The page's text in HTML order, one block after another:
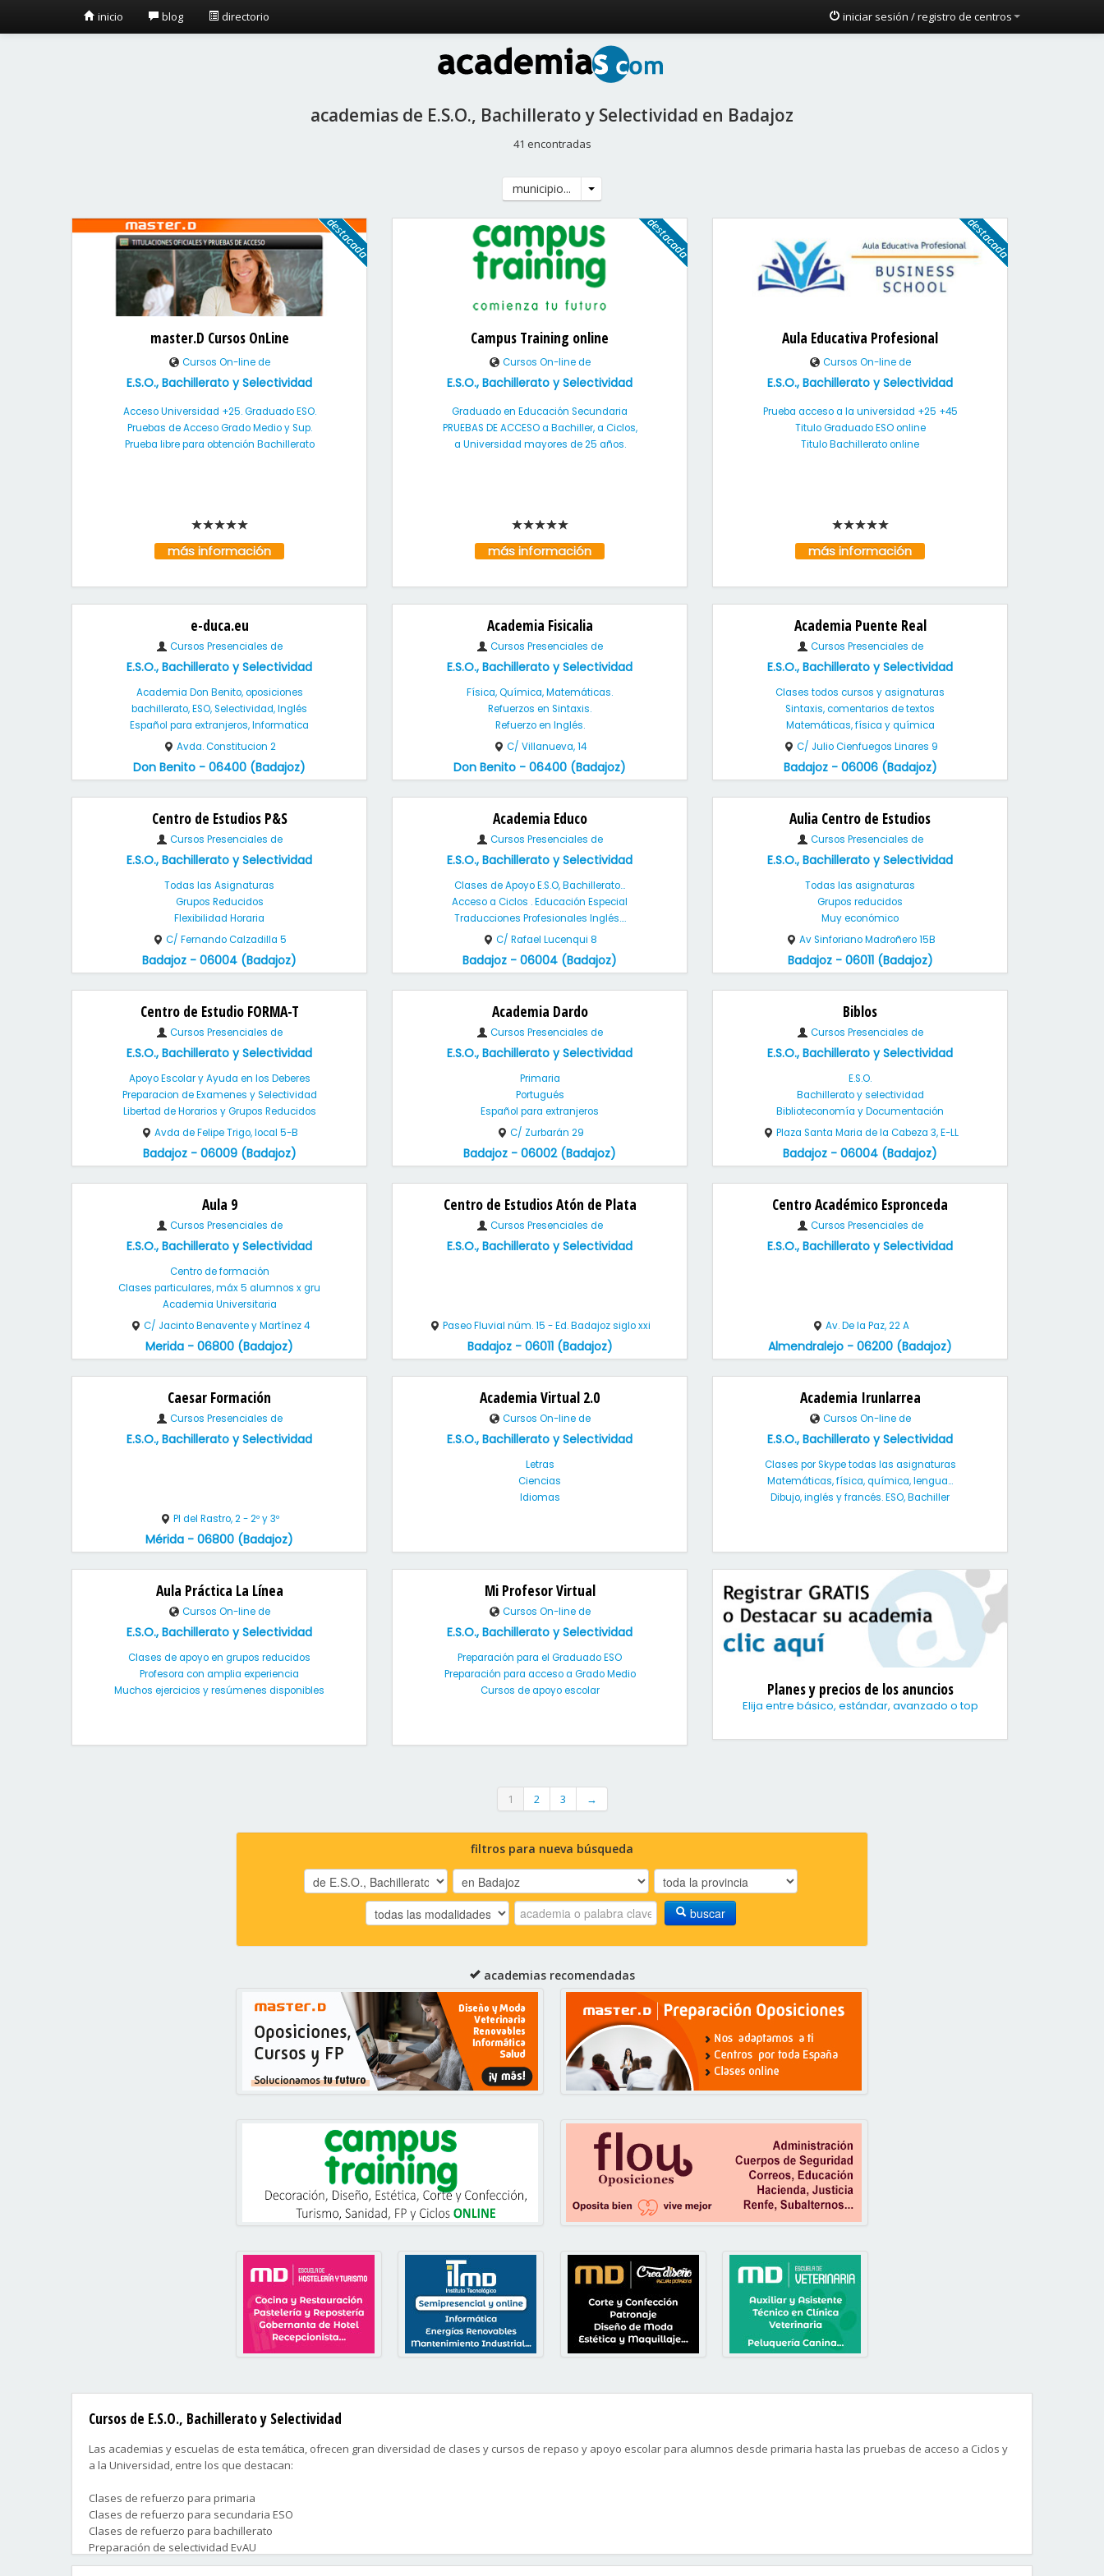
inicio blog directorio iniciar sesión / registro de centros
academias de E.S.O., Bachillerato y Selectividad en Badajoz
41 encontradas
municipio...
master.D Cursos OnLine
Cursos On-line de
E.S.O., Bachillerato y Selectividad
Acceso Universidad +25. Graduado ESO.
Pruebas de Acceso Grado Medio y Sup.
Prueba libre para obtención Bachillerato
más información
Campus Training online
Cursos On-line de
E.S.O., Bachillerato y Selectividad
Graduado en Educación Secundaria
PRUEBAS DE ACCESO a Bachiller, a Ciclos,
a Universidad mayores de 25 años.
más información
Aula Educativa Profesional
Cursos On-line de
E.S.O., Bachillerato y Selectividad
Prueba acceso a la universidad +25 +45
Titulo Graduado ESO online
Titulo Bachillerato online
más información
e-duca.eu
Cursos Presenciales de
E.S.O., Bachillerato y Selectividad
Academia Don Benito, oposiciones
bachillerato, ESO, Selectividad, Inglés
Español para extranjeros, Informatica
Avda. Constitucion 2
Don Benito - 06400 (Badajoz)
Academia Fisicalia
Cursos Presenciales de
E.S.O., Bachillerato y Selectividad
Física, Química, Matemáticas.
Refuerzos en Sintaxis.
Refuerzo en Inglés.
C/ Villanueva, 14
Don Benito - 06400 (Badajoz)
Academia Puente Real
Cursos Presenciales de
E.S.O., Bachillerato y Selectividad
Clases todos cursos y asignaturas
Sintaxis, comentarios de textos
Matemáticas, física y química
C/ Julio Cienfuegos Linares 9
Badajoz - 06006 (Badajoz)
Centro de Estudios P&S
Cursos Presenciales de
E.S.O., Bachillerato y Selectividad
Todas las Asignaturas
Grupos Reducidos
Flexibilidad Horaria
C/ Fernando Calzadilla 5
Badajoz - 06004 (Badajoz)
Academia Educo
Cursos Presenciales de
E.S.O., Bachillerato y Selectividad
Clases de Apoyo E.S.O, Bachillerato...
Acceso a Ciclos . Educación Especial
Traducciones Profesionales Inglés....
C/ Rafael Lucenqui 8
Badajoz - 06004 (Badajoz)
Aulia Centro de Estudios
Cursos Presenciales de
E.S.O., Bachillerato y Selectividad
Todas las asignaturas
Grupos reducidos
Muy económico
Av Sinforiano Madroñero 15B
Badajoz - 06011 (Badajoz)
Centro de Estudio FORMA-T
Cursos Presenciales de
E.S.O., Bachillerato y Selectividad
Apoyo Escolar y Ayuda en los Deberes
Preparacion de Examenes y Selectividad
Libertad de Horarios y Grupos Reducidos
Avda de Felipe Trigo, local 5-B
Badajoz - 06009 (Badajoz)
Academia Dardo
Cursos Presenciales de
E.S.O., Bachillerato y Selectividad
Primaria
Portugués
Español para extranjeros
C/ Zurbarán 29
Badajoz - 06002 (Badajoz)
Biblos
Cursos Presenciales de
E.S.O., Bachillerato y Selectividad
E.S.O.
Bachillerato y selectividad
Biblioteconomía y Documentación
Plaza Santa Maria de la Cabeza 3, E-LL
Badajoz - 06004 (Badajoz)
Aula 9
Cursos Presenciales de
E.S.O., Bachillerato y Selectividad
Centro de formación
Clases particulares, máx 5 alumnos x gru
Academia Universitaria
C/ Jacinto Benavente y Martínez 4
Merida - 06800 (Badajoz)
Centro de Estudios Atón de Plata
Cursos Presenciales de
E.S.O., Bachillerato y Selectividad
Paseo Fluvial núm. 15 - Ed. Badajoz siglo xxi
Badajoz - 06011 (Badajoz)
Centro Académico Espronceda
Cursos Presenciales de
E.S.O., Bachillerato y Selectividad
Av. De la Paz, 22 A
Almendralejo - 06200 (Badajoz)
Caesar Formación
Cursos Presenciales de
E.S.O., Bachillerato y Selectividad
Pl del Rastro, 2 - 2º y 3º
Mérida - 06800 (Badajoz)
Academia Virtual 2.0
Cursos On-line de
E.S.O., Bachillerato y Selectividad
Letras
Ciencias
Idiomas
Academia Irunlarrea
Cursos On-line de
E.S.O., Bachillerato y Selectividad
Clases por Skype todas las asignaturas
Matemáticas, física, química, lengua...
Dibujo, inglés y francés. ESO, Bachiller
Aula Práctica La Línea
Cursos On-line de
E.S.O., Bachillerato y Selectividad
Clases de apoyo en grupos reducidos
Profesora con amplia experiencia
Muchos ejercicios y resúmenes disponibles
Mi Profesor Virtual
Cursos On-line de
E.S.O., Bachillerato y Selectividad
Preparación para el Graduado ESO
Preparación para acceso a Grado Medio
Cursos de apoyo escolar
Planes y precios de los anuncios
Elija entre básico, estándar, avanzado o top
1 2 3 →
filtros para nueva búsqueda
buscar
academias recomendadas
Cursos de E.S.O., Bachillerato y Selectividad
Las academias y escuelas de esta temática, ofrecen gran diversidad de clases y cursos de repaso y apoyo escolar para alumnos desde primaria hasta las pruebas de acceso a Ciclos y
a la Universidad, entre los que destacan:
Clases de refuerzo para primaria
Clases de refuerzo para secundaria ESO
Clases de refuerzo para bachillerato
Preparación de selectividad EvAU
Preparación de acceso a Ciclos Formativos de Grado Medio y Grado Superior